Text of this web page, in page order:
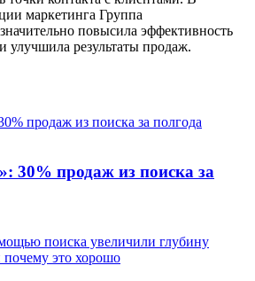
маркетинга Группа
повысила эффективность
улучшила результаты продаж.
30% продаж из поиска за